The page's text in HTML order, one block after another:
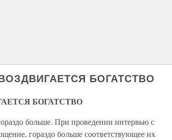
БОГАТСТВО
БОГАТСТВО
больше. При проведении интервью с
гораздо больше соответствующее их